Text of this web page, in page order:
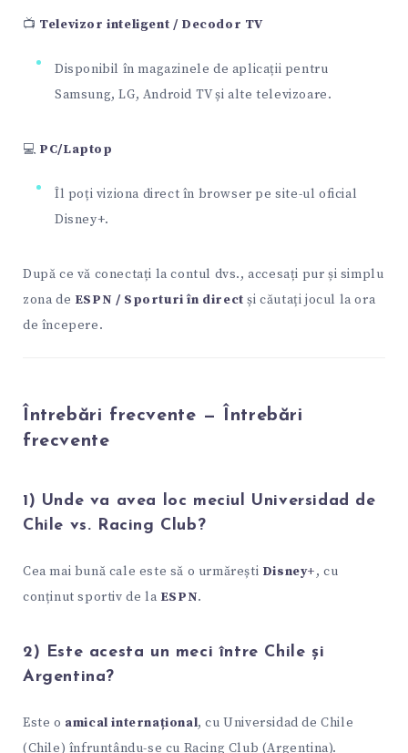
📺 Televizor inteligent / Decodor TV
Disponibil în magazinele de aplicații pentru
Samsung, LG, Android TV și alte televizoare.
💻 PC/Laptop
Îl poți viziona direct în browser pe site-ul oficial
Disney+.
După ce vă conectați la contul dvs., accesați pur și simplu
zona de ESPN / Sporturi în direct și căutați jocul la ora
de începere.
Întrebări frecvente — Întrebări
frecvente
1) Unde va avea loc meciul Universidad de
Chile vs. Racing Club?
Cea mai bună cale este să o urmărești Disney+, cu
conținut sportiv de la ESPN.
2) Este acesta un meci între Chile și
Argentina?
Este o amical internațional, cu Universidad de Chile
(Chile) înfruntându-se cu Racing Club (Argentina).